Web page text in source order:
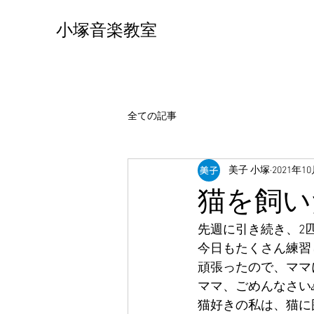
小塚音楽教室
全ての記事
猫を飼
美子 小塚 2021年
先週に引き続き、2
今日もたくさん練
頑張ったので、マ
ママ、ごめんなさい
猫好きの私は、猫